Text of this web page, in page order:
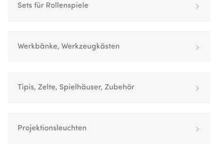
Sets für Rollenspiele
Werkbänke, Werkzeugkästen
Tipis, Zelte, Spielhäuser, Zubehör
Projektionsleuchten